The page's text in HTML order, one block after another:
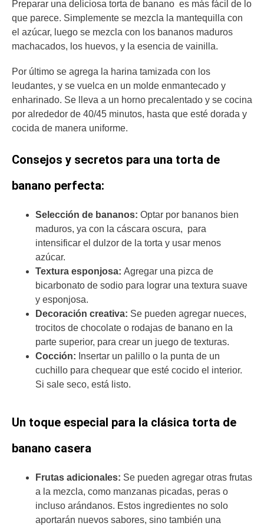
Preparar una deliciosa torta de banano es más fácil de lo
que parece. Simplemente se mezcla la mantequilla con
el azúcar, luego se mezcla con los bananos maduros
machacados, los huevos, y la esencia de vainilla.
Por último se agrega la harina tamizada con los
leudantes, y se vuelca en un molde enmantecado y
enharinado. Se lleva a un horno precalentado y se cocina
por alrededor de 40/45 minutos, hasta que esté dorada y
cocida de manera uniforme.
Consejos y secretos para una torta de
banano perfecta:
Selección de bananos: Optar por bananos bien
maduros, ya con la cáscara oscura, para
intensificar el dulzor de la torta y usar menos
azúcar.
Textura esponjosa: Agregar una pizca de
bicarbonato de sodio para lograr una textura suave
y esponjosa.
Decoración creativa: Se pueden agregar nueces,
trocitos de chocolate o rodajas de banano en la
parte superior, para crear un juego de texturas.
Cocción: Insertar un palillo o la punta de un
cuchillo para chequear que esté cocido el interior.
Si sale seco, está listo.
Un toque especial para la clásica torta de
banano casera
Frutas adicionales: Se pueden agregar otras frutas
a la mezcla, como manzanas picadas, peras o
incluso arándanos. Estos ingredientes no solo
aportarán nuevos sabores, sino también una